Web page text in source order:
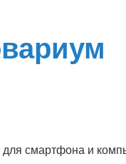
смартфона и